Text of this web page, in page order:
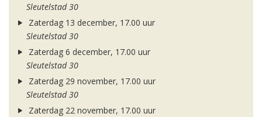
Sleutelstad 30
Zaterdag 13 december, 17.00 uur
Sleutelstad 30
Zaterdag 6 december, 17.00 uur
Sleutelstad 30
Zaterdag 29 november, 17.00 uur
Sleutelstad 30
Zaterdag 22 november, 17.00 uur